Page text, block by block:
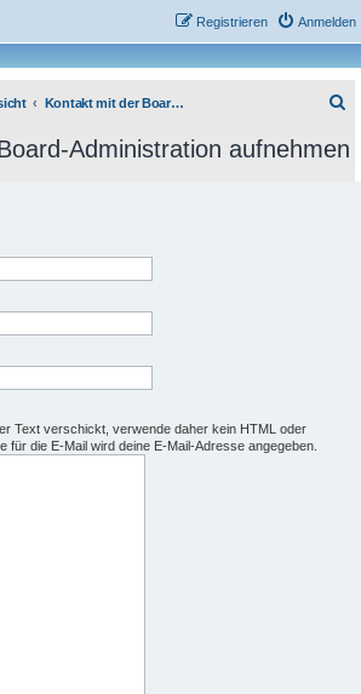
Anmelden
Registrieren
Kontakt mit der Board-Administration aufnehmen
c
Administration aufnehmen
Text verschickt, verwende daher kein HTML oder
für die E-Mail wird deine E-Mail-Adresse angegeben.